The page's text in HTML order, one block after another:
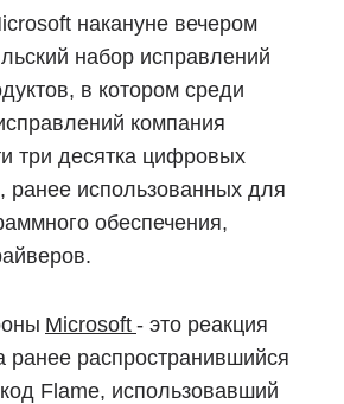
Магазин
Полная версия сайта
накануне вечером
набор исправлений
в котором среди
компания
три десятка цифровых
ранее использованных для
обеспечения,
Microsoft - это реакция
ранее распространившийся
Flame, использовавший